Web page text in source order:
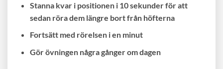
Stanna kvar i positionen i 10 sekunder för att
sedan röra dem längre bort från höfterna
Fortsätt med rörelsen i en minut
Gör övningen några gånger om dagen